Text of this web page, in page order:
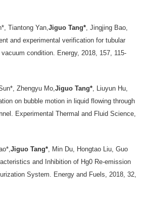
Tiantong Yan, Jiguo Tang* , Jingjing Bao,
and experimental verification for tubular
condition. Energy, 2018, 157, 115-
Zhengyu Mo, Jiguo Tang* , Liuyun Hu,
on bubble motion in liquid flowing through
Experimental Thermal and Fluid Science,
Jiguo Tang* , Min Du, Hongtao Liu, Guo
and Inhibition of Hg0 Re-emission
System. Energy and Fuels, 2018, 32,